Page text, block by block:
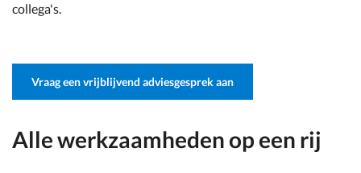
collega's.
Vraag een vrijblijvend adviesgesprek aan
Alle werkzaamheden op een rij